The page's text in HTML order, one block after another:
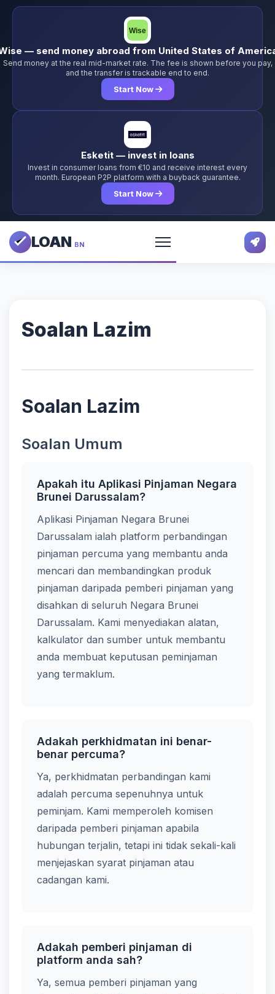
— send money abroad from United States of
Send money at the real mid-market rate. The fee is shown before you pay,
and the transfer is trackable end to end.
Start Now
Esketit — invest in loans
Invest in consumer loans from €10 and receive interest every
month. European P2P platform with a buyback guarantee.
Start Now
LOAN BN
Soalan Lazim
Soalan Lazim
Soalan Umum
Apakah itu Aplikasi Pinjaman Negara
Brunei Darussalam?
Aplikasi Pinjaman Negara Brunei
Darussalam ialah platform perbandingan
pinjaman percuma yang membantu anda
mencari dan membandingkan produk
pinjaman daripada pemberi pinjaman yang
disahkan di seluruh Negara Brunei
Darussalam. Kami menyediakan alatan,
kalkulator dan sumber untuk membantu
anda membuat keputusan peminjaman
yang termaklum.
Adakah perkhidmatan ini benar-
benar percuma?
Ya, perkhidmatan perbandingan kami
adalah percuma sepenuhnya untuk
peminjam. Kami memperoleh komisen
daripada pemberi pinjaman apabila
hubungan terjalin, tetapi ini tidak sekali-kali
menjejaskan syarat pinjaman atau
cadangan kami.
Adakah pemberi pinjaman di
platform anda sah?
Ya, semua pemberi pinjaman yang